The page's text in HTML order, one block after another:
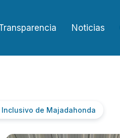
Noticias
Inclusivo de Majadahonda